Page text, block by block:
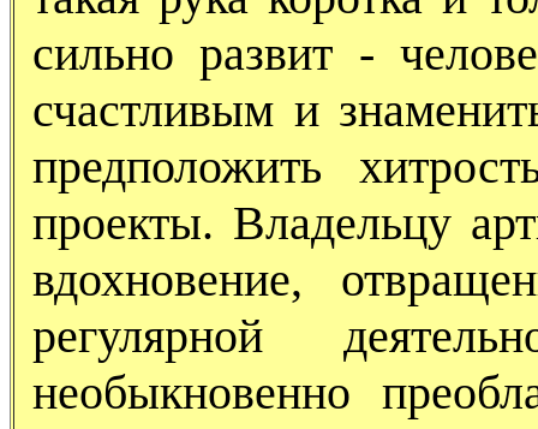
сильно развит -
счастливым и
предположить
проекты. Владельцу
вдохновение,
регулярной
необыкновенно